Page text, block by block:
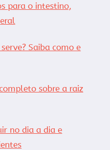
para o intestino,
Saiba como e
sobre a raiz
no dia a dia e